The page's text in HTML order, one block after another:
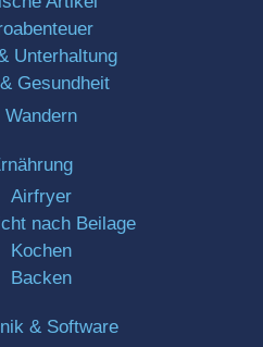
Unterhaltung
Gesundheit
Wandern
Airfryer
nach Beilage
Kochen
Backen
& Software